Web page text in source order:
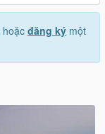
hoặc đăng ký một